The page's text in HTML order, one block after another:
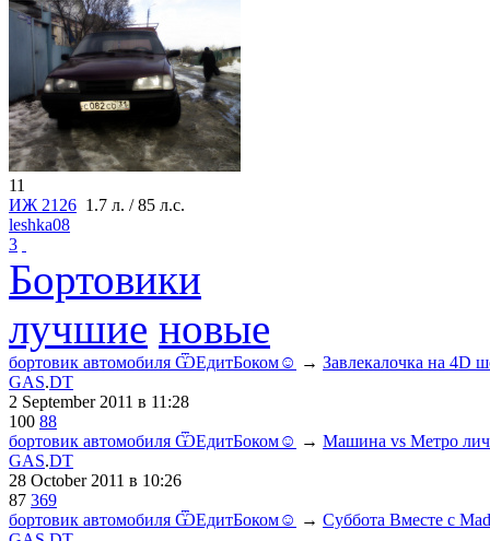
11
ИЖ 2126 1.7 л. / 85 л.с.
leshka08
3
Бортовики
лучшие новые
бортовик автомобиля ѾЕдитБоком☺ → Завлекалочка на 4D
GAS.DT
2 September 2011 в 11:28
100 88
бортовик автомобиля ѾЕдитБоком☺ → Машина vs Метро
GAS.DT
28 October 2011 в 10:26
87 369
бортовик автомобиля ѾЕдитБоком☺ → Суббота Вместе с